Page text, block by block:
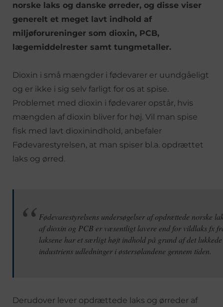
norske laks og danske ørreder, og disse viser
generelt et meget lavt indhold af
miljøforureninger som dioxin, PCB,
lægemiddelrester samt tungmetaller.
Dioxin i små mængder i fødevarer er uundgåeligt
og er ikke i sig selv farligt for os at spise.
Problemet med dioxin i fødevarer opstår, hvis
mængden af dioxin bliver for høj. Vil man spise
fisk med lavt dioxinindhold, anbefaler
Fødevarestyrelsen, at man spiser bl.a. opdrættet
laks og ørred.
Fødevarestyrelsens undersøgelser af opdrættede norske
af dioxin og PCB er væsentligt lavere end for vildlaks fx
laksene har et særligt højt indhold på grund af det
industriens udledninger i østersølandene gennem tiden.
Derudover lever opdrættede laks og ørreder af